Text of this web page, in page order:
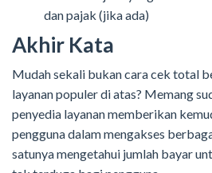
dan pajak (jika ada)
Akhir Kata
Mudah sekali bukan cara cek total
layanan populer di atas? Memang
penyedia layanan memberikan
pengguna dalam mengakses
satunya mengetahui jumlah bayar